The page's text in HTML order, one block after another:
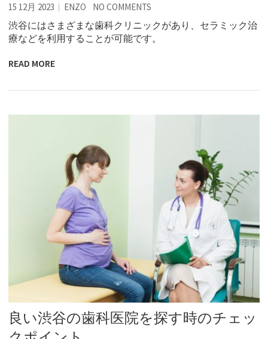
15 12月 2023 ENZO NO COMMENTS
渋谷にはさまざまな歯科クリニックがあり、セラミック治
療などを利用することが可能です。
READ MORE
良い渋谷の歯科医院を探す時のチェッ